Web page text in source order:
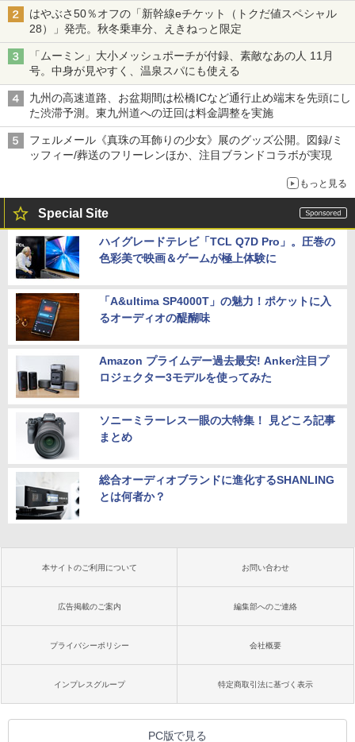
はやぶさ50％オフの「新幹線eチケット（トクだ値スペシャル
28）」発売。秋冬乗車分、えきねっと限定
「ムーミン」大小メッシュポーチが付録、素敵なあの人 11月
号。中身が見やすく、温泉スパにも使える
九州の高速道路、お盆期間は松橋ICなど通行止め端末を先頭にし
た渋滞予測。東九州道への迂回は料金調整を実施
フェルメール《真珠の耳飾りの少女》展のグッズ公開。図録/ミ
ッフィー/葬送のフリーレンほか、注目ブランドコラボが実現
もっと見る
Special Site
ハイグレードテレビ「TCL Q7D Pro」。圧巻の
色彩美で映画＆ゲームが極上体験に
「A&ultima SP4000T」の魅力！ポケットに入
るオーディオの醍醐味
Amazon プライムデー過去最安! Anker注目プ
ロジェクター3モデルを使ってみた
ソニーミラーレス一眼の大特集！ 見どころ記事
まとめ
総合オーディオブランドに進化するSHANLING
とは何者か？
本サイトのご利用について お問い合わせ
広告掲載のご案内 編集部へのご連絡
プライバシーポリシー 会社概要
インプレスグループ 特定商取引法に基づく表示
PC版で見る